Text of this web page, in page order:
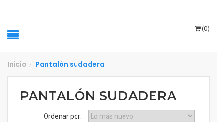
(0)
Inicio / Pantalón sudadera
PANTALÓN SUDADERA
Ordenar por: